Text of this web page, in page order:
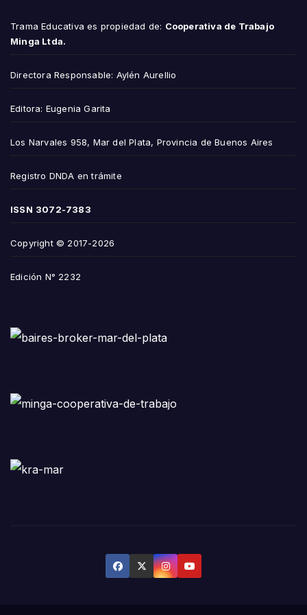
Trama Educativa es propiedad de: Cooperativa de Trabajo
Minga Ltda.
Directora Responsable: Aylén Aurellio
Editora: Eugenia Garita
Los Narvales 958, Mar del Plata, Provincia de Buenos Aires
Registro DNDA en trámite
ISSN 3072-7383
Copyright © 2017-2026
Edición N° 2232